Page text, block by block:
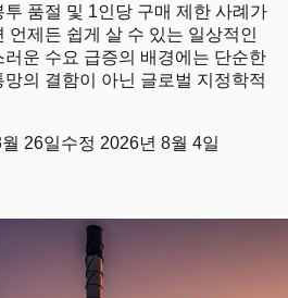
품절 및 1인당 구매 제한 사례가
언제든 쉽게 살 수 있는 일상적인
운 수요 급증의 배경에는 단순한
의 결함이 아닌 글로벌 지정학적
26일수정 2026년 8월 4일